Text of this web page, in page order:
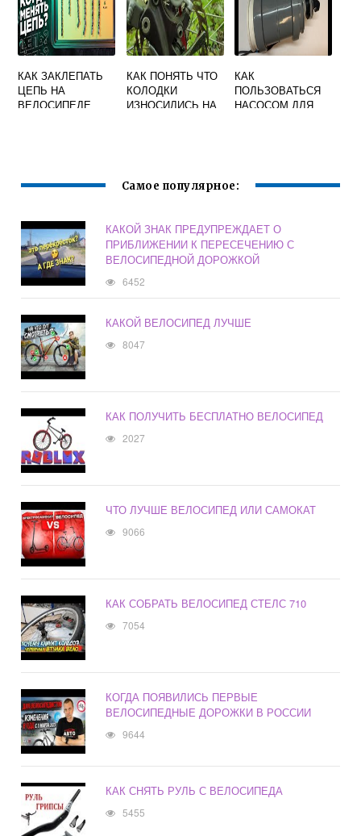
КАК ЗАКЛЕПАТЬ
ЦЕПЬ НА
ВЕЛОСИПЕДЕ
КАК ПОНЯТЬ ЧТО
КОЛОДКИ
ИЗНОСИЛИСЬ НА
КАК
ПОЛЬЗОВАТЬСЯ
НАСОСОМ ДЛЯ
Самое популярное:
КАКОЙ ЗНАК ПРЕДУПРЕЖДАЕТ О
ПРИБЛИЖЕНИИ К ПЕРЕСЕЧЕНИЮ С
ВЕЛОСИПЕДНОЙ ДОРОЖКОЙ
6452
КАКОЙ ВЕЛОСИПЕД ЛУЧШЕ
8047
КАК ПОЛУЧИТЬ БЕСПЛАТНО ВЕЛОСИПЕД
2027
ЧТО ЛУЧШЕ ВЕЛОСИПЕД ИЛИ САМОКАТ
9066
КАК СОБРАТЬ ВЕЛОСИПЕД СТЕЛС 710
7054
КОГДА ПОЯВИЛИСЬ ПЕРВЫЕ
ВЕЛОСИПЕДНЫЕ ДОРОЖКИ В РОССИИ
9644
КАК СНЯТЬ РУЛЬ С ВЕЛОСИПЕДА
5455